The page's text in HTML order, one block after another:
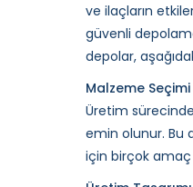
ve ilaçların
güvenli
depolar,
Malzeme Seçimi
Üretim
emin olunur. Bu
için birçok amaç